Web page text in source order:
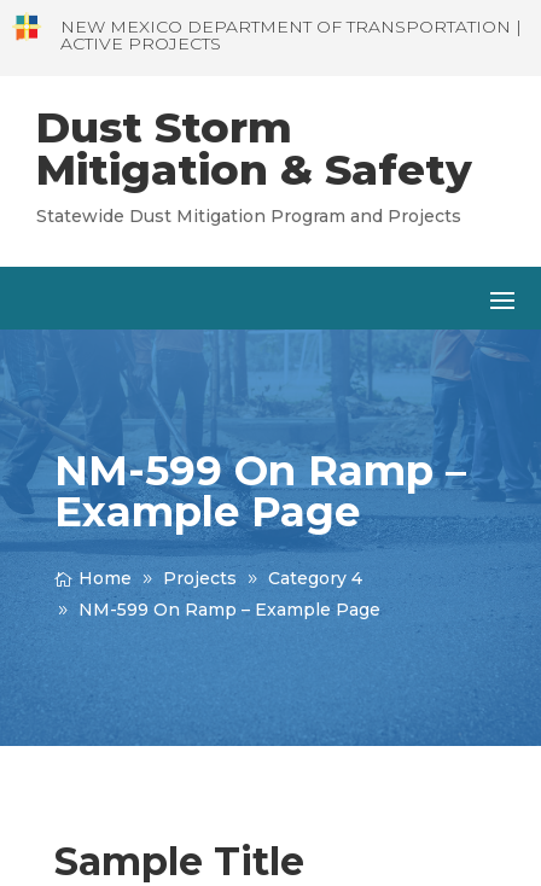
NEW MEXICO DEPARTMENT OF TRANSPORTATION |
ACTIVE PROJECTS
Dust Storm
Mitigation & Safety
Statewide Dust Mitigation Program and Projects
NM-599 On Ramp –
Example Page
Home Projects
Category 4
NM-599 On Ramp – Example Page
Sample Title